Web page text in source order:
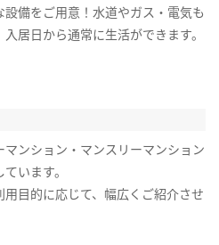
設備をご用意！水道やガス・電気も
居日から通常に生活ができます。
マンション・マンスリーマンション
います。
用目的に応じて、幅広くご紹介させ